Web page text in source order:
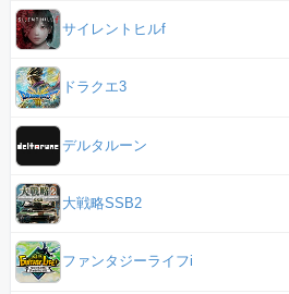
サイレントヒルf
ドラクエ3
デルタルーン
大戦略SSB2
ファンタジーライフi